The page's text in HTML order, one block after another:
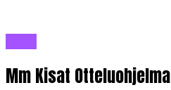
Mm Kisat Otteluohjelma